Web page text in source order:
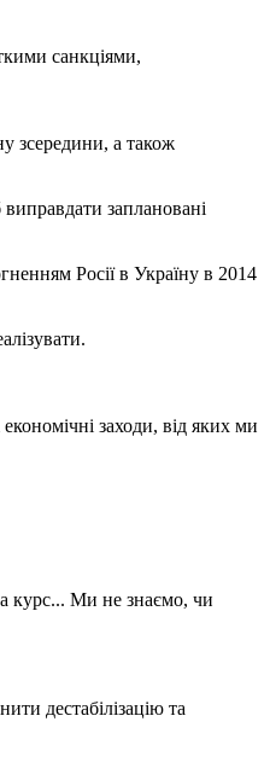
санкціями,
зсередини, а також
заплановані
Росії в Україну в 2014
заходи, від яких ми
курс... Ми не знаємо, чи
дестабілізацію та